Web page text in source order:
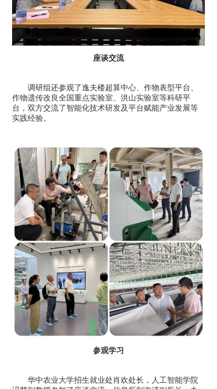
座谈交流
调研组还参观了逸夫楼超算中心、作物表型平台、
作物遗传改良全国重点实验室、洪山实验室等科研平
台，双方交流了智能化技术研发及平台赋能产业发展等
实践经验。
参观学习
华中农业大学招生就业处肖欢处长，人工智能学院